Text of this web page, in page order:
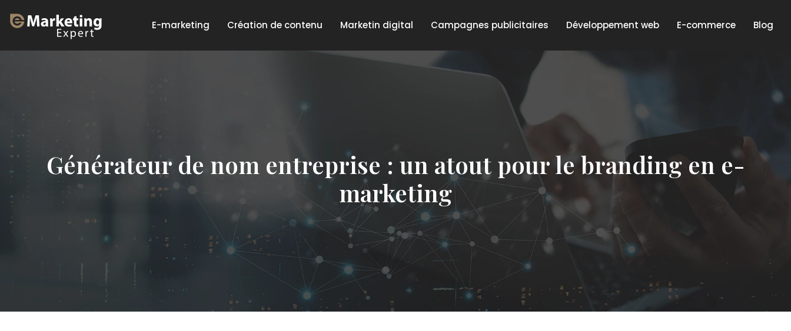
E-marketing Création de contenu Marketin digital Campagnes publicitaires Développement web E-commerce Blog
Générateur de nom entreprise : un atout pour le branding en e-
marketing